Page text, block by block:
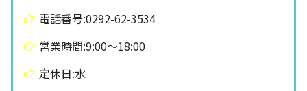
電話番号:0292-62-3534
営業時間:9:00～18:00
定休日:水